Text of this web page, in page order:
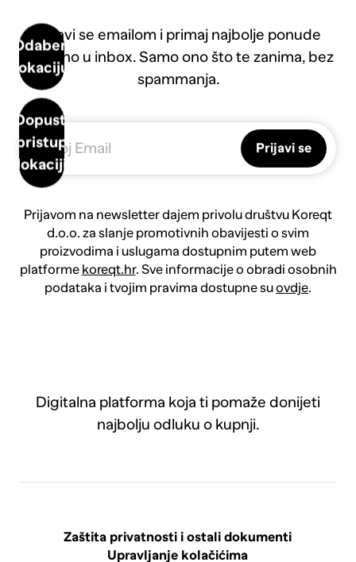
Odaberi
lokaciju
Dopusti
pristup
lokaciji
Prijavi se emailom i primaj najbolje ponude
direktno u inbox. Samo ono što te zanima, bez
spammanja.
Prijavi se
Prijavom na newsletter dajem privolu društvu Koreqt
d.o.o. za slanje promotivnih obavijesti o svim
proizvodima i uslugama dostupnim putem web
platforme koreqt.hr. Sve informacije o obradi osobnih
podataka i tvojim pravima dostupne suovdje.
Digitalna platforma koja ti pomaže donijeti
najbolju odluku o kupnji.
Zaštita privatnosti i ostali dokumenti
Upravljanje kolačićima